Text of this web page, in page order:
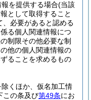
を提供する場合(当該
として取得すること
、必要があると認める
る個人関連情報につ
制限その他必要な制
他の個人関連情報の
ることを求めるもの
くほか、仮名加工情
この条及び第49条にお